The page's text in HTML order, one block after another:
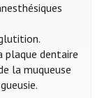
plaque dentaire
la muqueuse